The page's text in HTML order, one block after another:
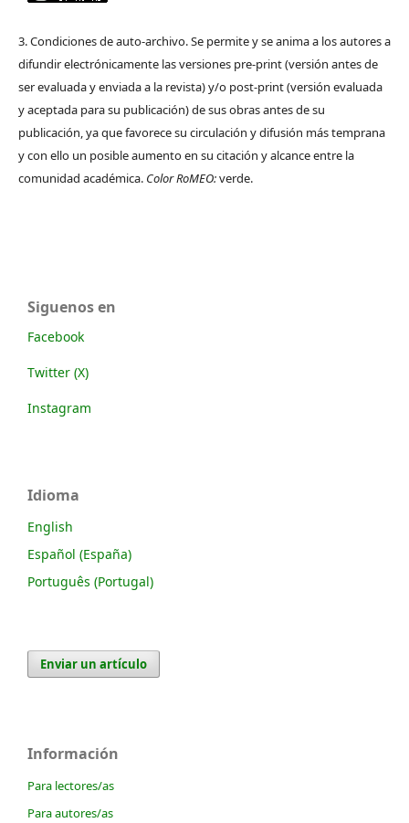
3. Condiciones de auto-archivo. Se permite y se anima a los autores a
difundir electrónicamente las versiones pre-print (versión antes de
ser evaluada y enviada a la revista) y/o post-print (versión evaluada
y aceptada para su publicación) de sus obras antes de su
publicación, ya que favorece su circulación y difusión más temprana
y con ello un posible aumento en su citación y alcance entre la
comunidad académica. Color RoMEO:verde.
Siguenos en
Facebook
Twitter (X)
Instagram
Idioma
English
Español (España)
Português (Portugal)
Enviar un artículo
Información
Para lectores/as
Para autores/as